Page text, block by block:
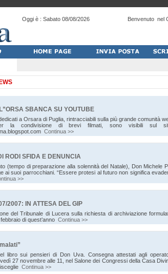
Oggi è : Sabato 08/08/2026 Benvenuto nel
SBANCA SU YOUTUBE
a Orsara di Puglia, rintracciabili sulla più grande comunità
la condivisione di brevi filmati, sono visibili sul
Continua >>
RODI SFIDA E DENUNCIA
(tempo di preparazione alla solennità del Natale), Don Michele
ai suoi parrocchiani. “Essere protesi al futuro non significa
>>
2007: IN ATTESA DEL GIP
del Tribunale di Lucera sulla richiesta di archiviazione
di quest’anno Continua >>
libro sui pensieri di Don Uva. Consegna attestati agli
27 novembre alle 11, nel Salone dei Congressi della Casa
Continua >>